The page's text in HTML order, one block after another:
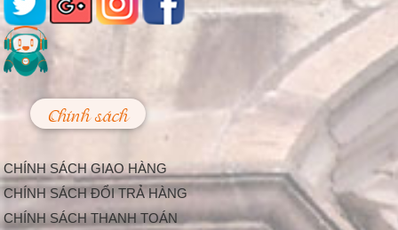
khắc và báu vật gây
kinh ngạc ở đền cổ
Linh Kiếm
Trải qua thời gian,
mặc dù đã xuống
cấp, nhưng đền Linh
Kiếm ở...
Làm Thế Nào Để
Trang Trí Sự Kiện,
Lễ Hội Bắt Mắt Và
Độc Đáo
Hiện nay, càng ngày
càng có nhiều công ty
tổ chức sự kiện được...
Chính sách
CHÍNH SÁCH GIAO HÀNG
CHÍNH SÁCH ĐỔI TRẢ HÀNG
CHÍNH SÁCH THANH TOÁN